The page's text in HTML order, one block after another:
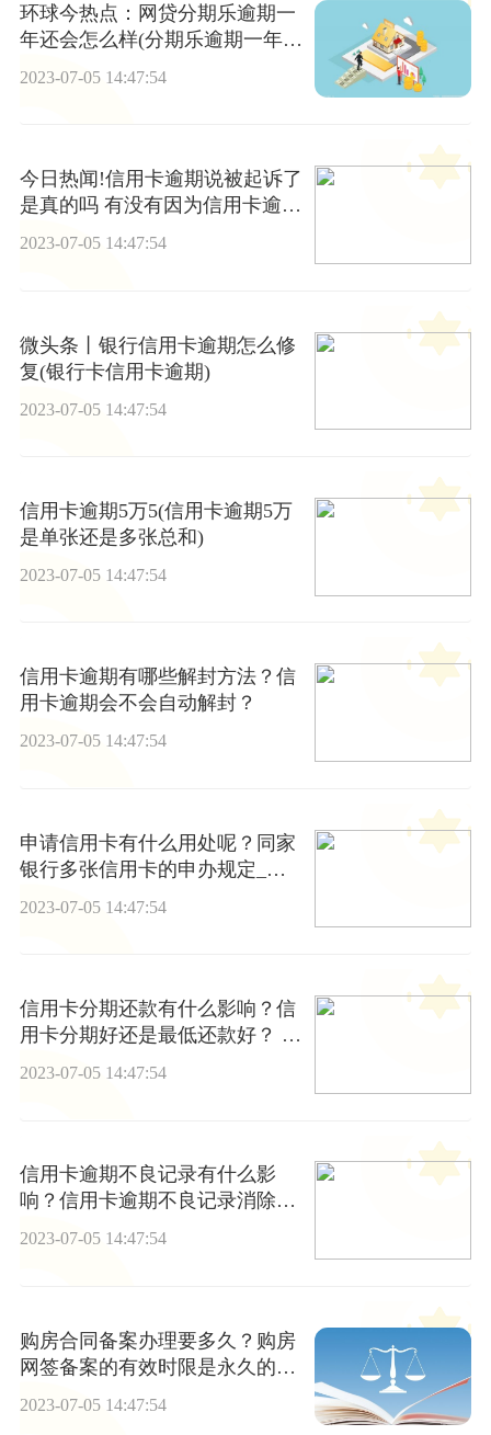
环球今热点：网贷分期乐逾期一
年还会怎么样(分期乐逾期一年
2023-07-05 14:47:54
今日热闻!信用卡逾期说被起诉了
是真的吗 有没有因为信用卡逾期
被起诉的
2023-07-05 14:47:54
微头条丨银行信用卡逾期怎么修
复(银行卡信用卡逾期)
2023-07-05 14:47:54
信用卡逾期5万5(信用卡逾期5万
是单张还是多张总和)
2023-07-05 14:47:54
信用卡逾期有哪些解封方法？信
用卡逾期会不会自动解封？
2023-07-05 14:47:54
申请信用卡有什么用处呢？同家
银行多张信用卡的申办规定_环
2023-07-05 14:47:54
信用卡分期还款有什么影响？信
用卡分期好还是最低还款好？ 天
天新资讯
2023-07-05 14:47:54
信用卡逾期不良记录有什么影
响？信用卡逾期不良记录消除时
间_观天下
2023-07-05 14:47:54
购房合同备案办理要多久？购房
网签备案的有效时限是永久的
2023-07-05 14:47:54